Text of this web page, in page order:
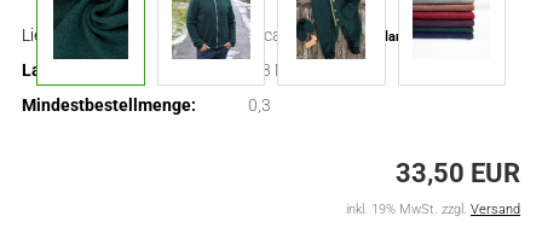
Lieferzeit: ca. 3-4 Tage (Ausland abweichend)
Lagerbestand: 2.3 Meter
Mindestbestellmenge:
0,3
33,50 EUR
inkl. 19% MwSt. zzgl. Versand